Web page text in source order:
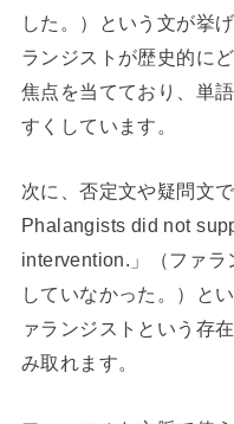
した。）という文が挙
ランジストが歴史的に
焦点を当てており、単
すくしています。
次に、否定文や疑問文
Phalangists did not
intervention.」（ファ
していなかった。）と
ァランジストという存
み取れます。